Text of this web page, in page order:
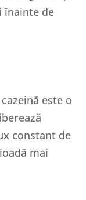
înainte de
este o
constant de
mai